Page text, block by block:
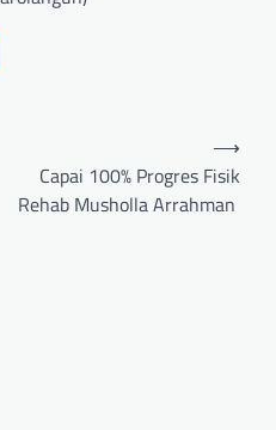
Capai 100% Progres Fisik
Rehab Musholla Arrahman
⟶